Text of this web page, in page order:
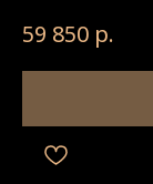
59 850 р.